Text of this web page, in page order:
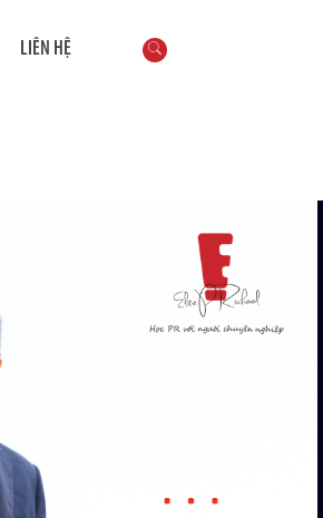
LIÊN HỆ